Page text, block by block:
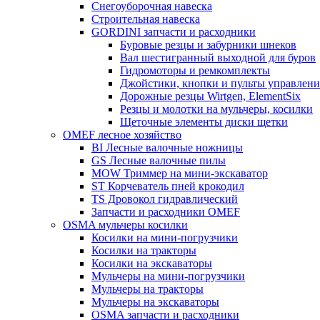
Снегоуборочная навеска
Строительная навеска
GORDINI запчасти и расходники
Буровые резцы и забурники шнеков
Вал шестигранный выходной для буров
Гидромоторы и ремкомплекты
Джойстики, кнопки и пульты
Дорожные резцы Wirtgen, ElementSix
Резцы и молотки на мульчеры, косилки
Щеточные элементы диски щетки
OMEF лесное хозяйство
BI Лесные валочные ножницы
GS Лесные валочные пилы
MOW Триммер на мини-экскаватор
ST Корчеватель пней крокодил
TS Дровокол гидравлический
Запчасти и расходники OMEF
OSMA мульчеры косилки
Косилки на мини-погрузчики
Косилки на тракторы
Косилки на экскаваторы
Мульчеры на мини-погрузчики
Мульчеры на тракторы
Мульчеры на экскаваторы
OSMA запчасти и расходники